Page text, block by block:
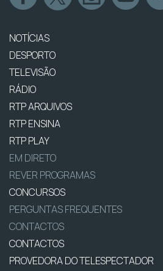
NOTÍCIAS
DESPORTO
TELEVISÃO
RÁDIO
RTP ARQUIVOS
RTP ENSINA
RTP PLAY
EM DIRETO
REVER PROGRAMAS
CONCURSOS
PERGUNTAS FREQUENTES
CONTACTOS
CONTACTOS
PROVEDORA DO TELESPECTADOR